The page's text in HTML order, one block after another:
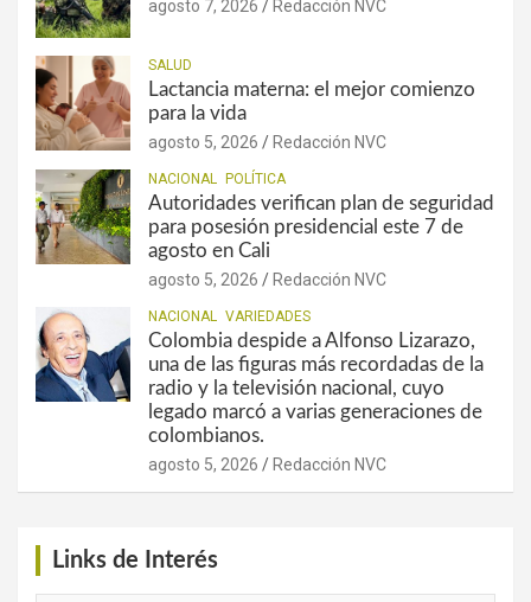
agosto 7, 2026 Redacción NVC
SALUD
Lactancia materna: el mejor comienzo
para la vida
agosto 5, 2026 Redacción NVC
NACIONAL POLÍTICA
Autoridades verifican plan de seguridad
para posesión presidencial este 7 de
agosto en Cali
agosto 5, 2026 Redacción NVC
NACIONAL VARIEDADES
Colombia despide a Alfonso Lizarazo,
una de las figuras más recordadas de la
radio y la televisión nacional, cuyo
legado marcó a varias generaciones de
colombianos.
agosto 5, 2026 Redacción NVC
Links de Interés